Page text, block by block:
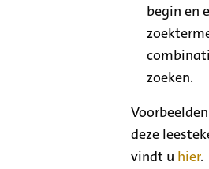
begin en
zoeken.
deze
vindt u hier.